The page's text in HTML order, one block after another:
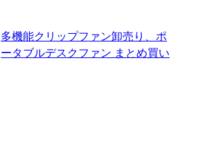
多機能クリップファン卸売り、ポ
ータブルデスクファン​ まとめ買い